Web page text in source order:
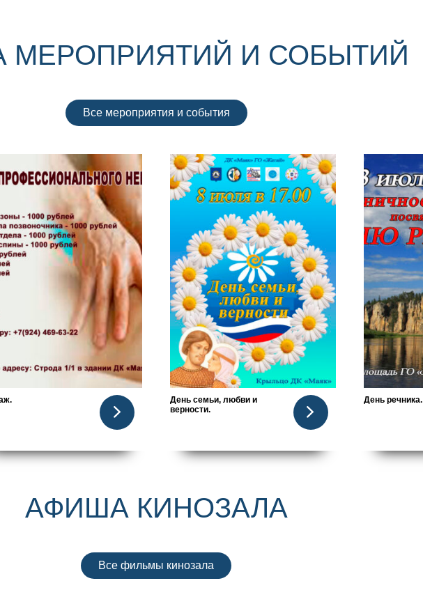
МЕРОПРИЯТИЙ И СОБЫТИЙ
Все мероприятия и события
День семьи, любви и
верности.
День речника.
АФИША КИНОЗАЛА
Все фильмы кинозала